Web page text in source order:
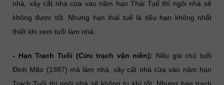
nhà, xây cất nhà cửa vào năm hạn Thái Tuế thì ngôi nhà sẽ
không được tốt. Nhưng hạn thái tuế là tiểu hạn không nhất
thiết khi xem tuổi làm nhà.
- Hạn Trạch Tuổi (Cửu trạch vận niên): Nếu gia chủ tuổi
Đinh Mão (1987) mà làm nhà, xây cất nhà cửa vào năm hạn
Trạch Tuổi thì ngôi nhà sẽ không tụ khí tốt. Nhưng hạn trạch